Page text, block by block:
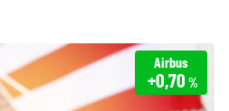
Airbus
+0,70 %